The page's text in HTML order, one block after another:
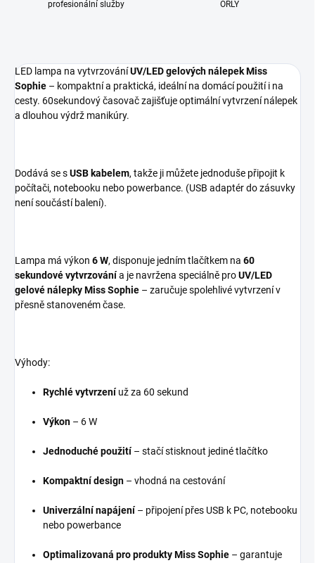
profesionální služby ORLY
LED lampa na vytvrzováníUV/LED gelových nálepek Miss
Sophie – kompaktní a praktická, ideální na domácí použití i na
cesty. 60sekundový časovač zajišťuje optimální vytvrzení nálepek
a dlouhou výdrž manikúry.
Dodává se sUSB kabelem, takže ji můžete jednoduše připojit k
počítači, notebooku nebo powerbance. (USB adaptér do zásuvky
není součástí balení).
Lampa má výkon 6 W, disponuje jedním tlačítkem na 60
sekundové vytvrzovánía je navržena speciálně proUV/LED
gelové nálepky Miss Sophie – zaručuje spolehlivé vytvrzení v
přesně stanoveném čase.
Výhody:
Rychlé vytvrzeníuž za 60 sekund
Výkon – 6 W
Jednoduché použití– stačí stisknout jediné tlačítko
Kompaktní design – vhodná na cestování
Univerzální napájení– připojení přes USB k PC, notebooku
nebo powerbance
Optimalizovaná pro produkty Miss Sophie – garantuje